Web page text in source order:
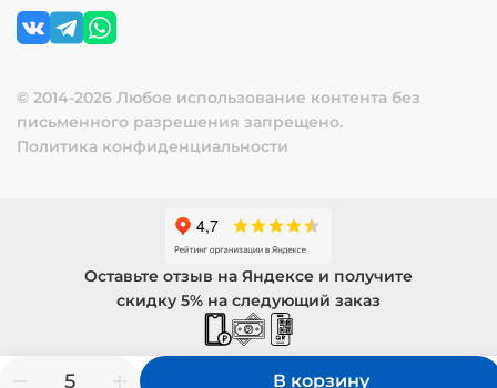
В корзину
© 2014-2026 Любое использование контента без
письменного разрешения запрещено.
Политика конфиденциальности
Оставьте отзыв на Яндексе и получите
скидку 5% на следующий заказ